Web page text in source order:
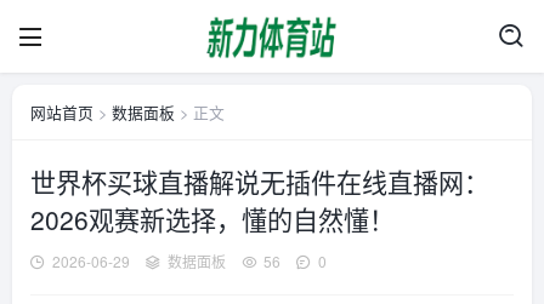
网站首页 > 数据面板 > 正文
世界杯买球直播解说无插件在线直播网：
2026观赛新选择，懂的自然懂！
2026-06-29 数据面板 56 0